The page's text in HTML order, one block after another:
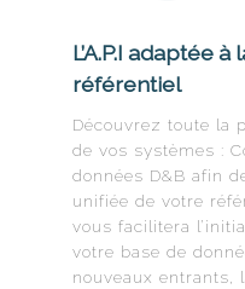
L’A.P.I adaptée
référentiel
Découvrez toute la
de vos systèmes :
données D&B afin
unifiée de votre
vous facilitera
votre base de
nouveaux entrants,